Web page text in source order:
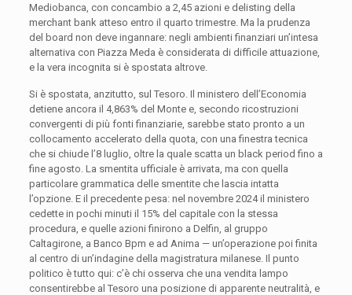
Mediobanca, con concambio a 2,45 azioni e delisting della
merchant bank atteso entro il quarto trimestre. Ma la prudenza
del board non deve ingannare: negli ambienti finanziari un’intesa
alternativa con Piazza Meda è considerata di difficile attuazione,
e la vera incognita si è spostata altrove.
Si è spostata, anzitutto, sul Tesoro. Il ministero dell’Economia
detiene ancora il 4,863% del Monte e, secondo ricostruzioni
convergenti di più fonti finanziarie, sarebbe stato pronto a un
collocamento accelerato della quota, con una finestra tecnica
che si chiude l’8 luglio, oltre la quale scatta un black period fino a
fine agosto. La smentita ufficiale è arrivata, ma con quella
particolare grammatica delle smentite che lascia intatta
l’opzione. E il precedente pesa: nel novembre 2024 il ministero
cedette in pochi minuti il 15% del capitale con la stessa
procedura, e quelle azioni finirono a Delfin, al gruppo
Caltagirone, a Banco Bpm e ad Anima — un’operazione poi finita
al centro di un’indagine della magistratura milanese. Il punto
politico è tutto qui: c’è chi osserva che una vendita lampo
consentirebbe al Tesoro una posizione di apparente neutralità, e